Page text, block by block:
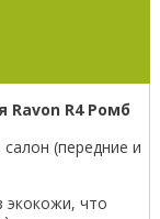
R4 Ромб
(передние и
экокожи, что